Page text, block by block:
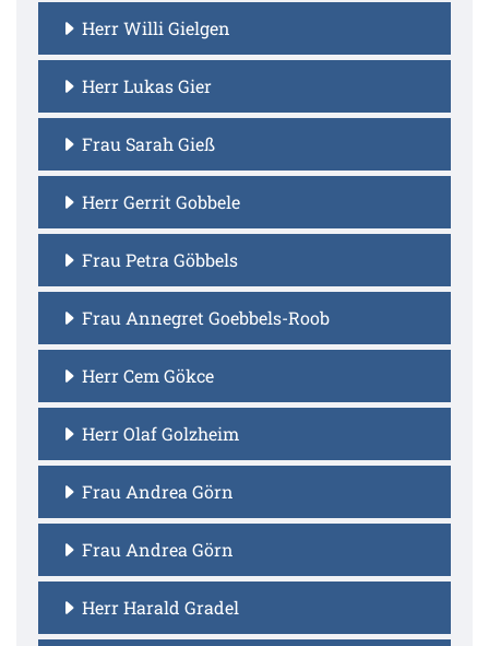
Herr Willi Gielgen
Herr Lukas Gier
Frau Sarah Gieß
Herr Gerrit Gobbele
Frau Petra Göbbels
Frau Annegret Goebbels-Roob
Herr Cem Gökce
Herr Olaf Golzheim
Frau Andrea Görn
Frau Andrea Görn
Herr Harald Gradel